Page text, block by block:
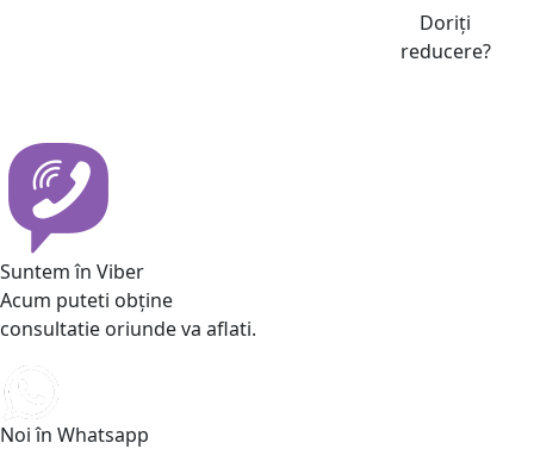
Doriți
reducere?
Suntem în Viber
Acum puteti obține
consultatie oriunde va aflati.
Noi în Whatsapp